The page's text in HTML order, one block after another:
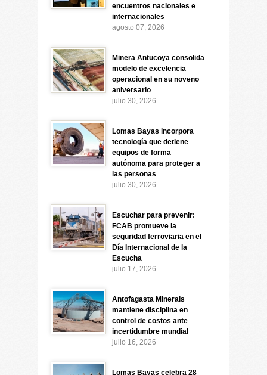
encuentros nacionales e
internacionales
agosto 07, 2026
Minera Antucoya consolida
modelo de excelencia
operacional en su noveno
aniversario
julio 30, 2026
Lomas Bayas incorpora
tecnología que detiene
equipos de forma
autónoma para proteger a
las personas
julio 30, 2026
Escuchar para prevenir:
FCAB promueve la
seguridad ferroviaria en el
Día Internacional de la
Escucha
julio 17, 2026
Antofagasta Minerals
mantiene disciplina en
control de costos ante
incertidumbre mundial
julio 16, 2026
Lomas Bayas celebra 28